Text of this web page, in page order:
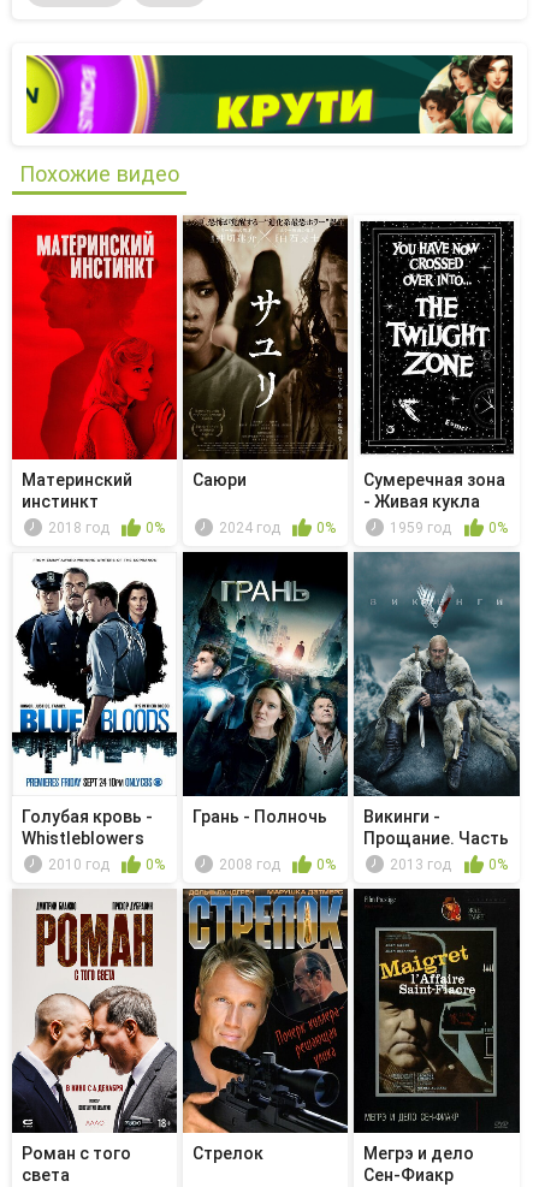
Похожие видео
Материнский
инстинкт
2018 год 0%
Саюри
2024 год 0%
Сумеречная зона
- Живая кукла
1959 год 0%
Голубая кровь -
Whistleblowers
2010 год 0%
Грань - Полночь
2008 год 0%
Викинги -
Прощание. Часть
1
2013 год 0%
Роман с того
света
Стрелок
Мегрэ и дело
Сен-Фиакр